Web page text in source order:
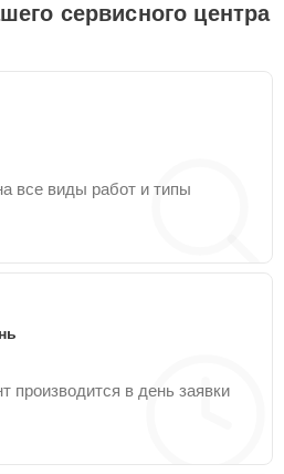
сервисного центра
все виды работ и типы
производится в день заявки